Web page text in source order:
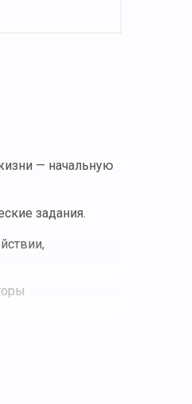
— начальную
задания.